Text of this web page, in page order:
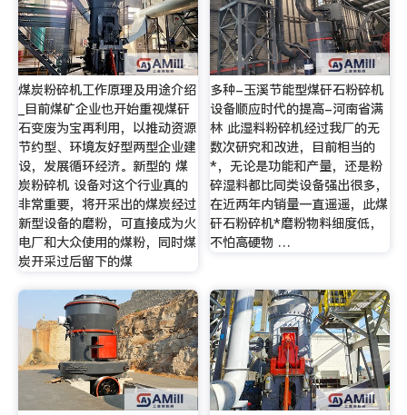
煤炭粉碎机工作原理及用途介绍
_目前煤矿企业也开始重视煤矸
石变废为宝再利用，以推动资源
节约型、环境友好型两型企业建
设，发展循环经济。新型的 煤
炭粉碎机 设备对这个行业真的
非常重要，将开采出的煤炭经过
新型设备的磨粉，可直接成为火
电厂和大众使用的煤粉，同时煤
炭开采过后留下的煤
多种-玉溪节能型煤矸石粉碎机
设备顺应时代的提高-河南省满
林 此湿料粉碎机经过我厂的无
数次研究和改进，目前相当的
*，无论是功能和产量，还是粉
碎湿料都比同类设备强出很多，
在近两年内销量一直遥遥，此煤
矸石粉碎机*磨粉物料细度低，
不怕高硬物 …